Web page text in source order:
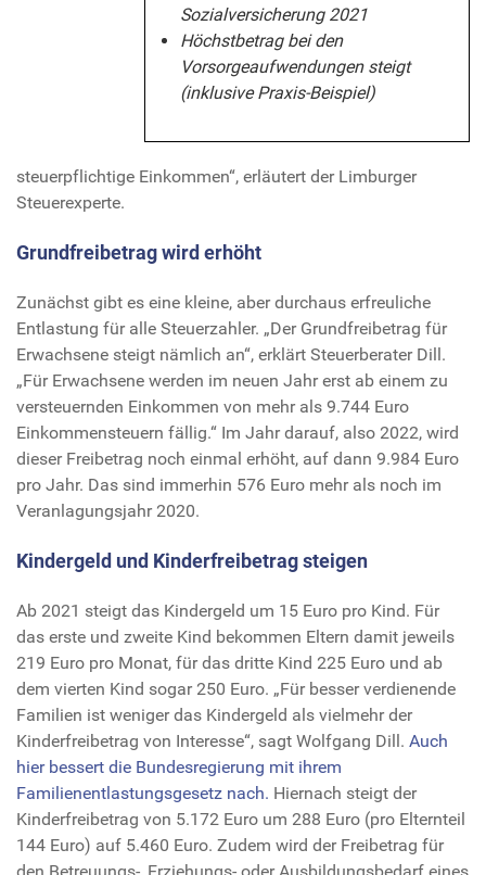
Sozialversicherung 2021
Höchstbetrag bei den
Vorsorgeaufwendungen steigt
(inklusive Praxis-Beispiel)
steuerpflichtige Einkommen“, erläutert der Limburger
Steuerexperte.
Grundfreibetrag wird erhöht
Zunächst gibt es eine kleine, aber durchaus erfreuliche
Entlastung für alle Steuerzahler. „Der Grundfreibetrag für
Erwachsene steigt nämlich an“, erklärt Steuerberater Dill.
„Für Erwachsene werden im neuen Jahr erst ab einem zu
versteuernden Einkommen von mehr als 9.744 Euro
Einkommensteuern fällig.“ Im Jahr darauf, also 2022, wird
dieser Freibetrag noch einmal erhöht, auf dann 9.984 Euro
pro Jahr. Das sind immerhin 576 Euro mehr als noch im
Veranlagungsjahr 2020.
Kindergeld und Kinderfreibetrag steigen
Ab 2021 steigt das Kindergeld um 15 Euro pro Kind. Für
das erste und zweite Kind bekommen Eltern damit jeweils
219 Euro pro Monat, für das dritte Kind 225 Euro und ab
dem vierten Kind sogar 250 Euro. „Für besser verdienende
Familien ist weniger das Kindergeld als vielmehr der
Kinderfreibetrag von Interesse“, sagt Wolfgang Dill. Auch
hier bessert die Bundesregierung mit ihrem
Familienentlastungsgesetz nach. Hiernach steigt der
Kinderfreibetrag von 5.172 Euro um 288 Euro (pro Elternteil
144 Euro) auf 5.460 Euro. Zudem wird der Freibetrag für